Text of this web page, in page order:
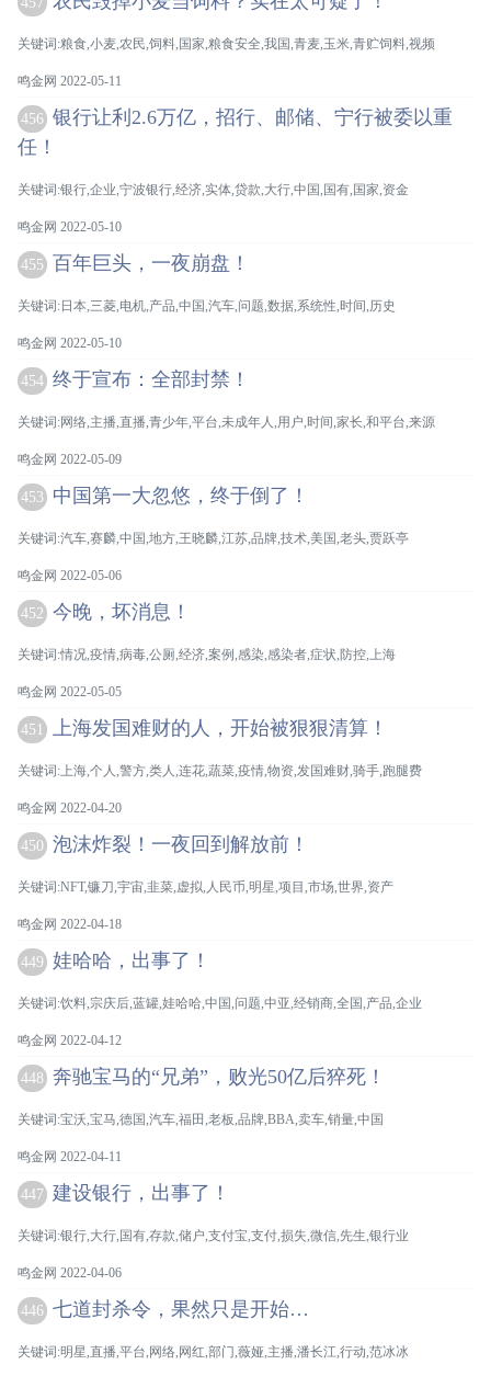
关键词:粮食,小麦,农民,饲料,国家,粮食安全,我国,青麦,玉米,青贮饲料,视频
鸣金网 2022-05-11
456 银行让利2.6万亿，招行、邮储、宁行被委以重
任！
关键词:银行,企业,宁波银行,经济,实体,贷款,大行,中国,国有,国家,资金
鸣金网 2022-05-10
455 百年巨头，一夜崩盘！
关键词:日本,三菱,电机,产品,中国,汽车,问题,数据,系统性,时间,历史
鸣金网 2022-05-10
454 终于宣布：全部封禁！
关键词:网络,主播,直播,青少年,平台,未成年人,用户,时间,家长,和平台,来源
鸣金网 2022-05-09
453 中国第一大忽悠，终于倒了！
关键词:汽车,赛麟,中国,地方,王晓麟,江苏,品牌,技术,美国,老头,贾跃亭
鸣金网 2022-05-06
452 今晚，坏消息！
关键词:情况,疫情,病毒,公厕,经济,案例,感染,感染者,症状,防控,上海
鸣金网 2022-05-05
451 上海发国难财的人，开始被狠狠清算！
关键词:上海,个人,警方,类人,连花,蔬菜,疫情,物资,发国难财,骑手,跑腿费
鸣金网 2022-04-20
450 泡沫炸裂！一夜回到解放前！
关键词:NFT,镰刀,宇宙,韭菜,虚拟,人民币,明星,项目,市场,世界,资产
鸣金网 2022-04-18
449 娃哈哈，出事了！
关键词:饮料,宗庆后,蓝罐,娃哈哈,中国,问题,中亚,经销商,全国,产品,企业
鸣金网 2022-04-12
448 奔驰宝马的“兄弟”，败光50亿后猝死！
关键词:宝沃,宝马,德国,汽车,福田,老板,品牌,BBA,卖车,销量,中国
鸣金网 2022-04-11
447 建设银行，出事了！
关键词:银行,大行,国有,存款,储户,支付宝,支付,损失,微信,先生,银行业
鸣金网 2022-04-06
446 七道封杀令，果然只是开始…
关键词:明星,直播,平台,网络,网红,部门,薇娅,主播,潘长江,行动,范冰冰